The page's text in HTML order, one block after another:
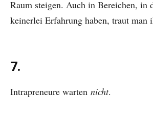
Raum steigen. Auch in Bereichen, in
keinerlei Erfahrung haben, traut man
7.
Intrapreneure warten nicht.